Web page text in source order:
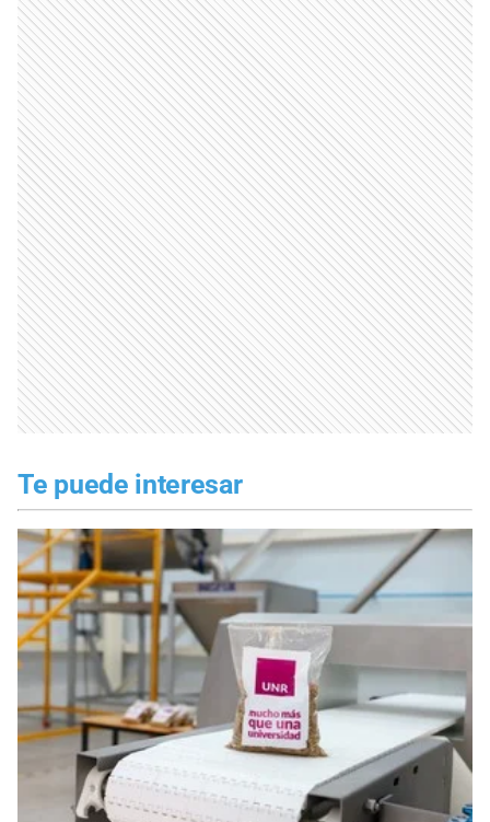
Te puede interesar